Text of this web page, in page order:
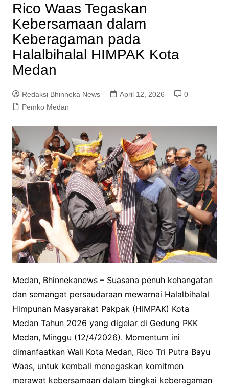
Rico Waas Tegaskan
Kebersamaan dalam
Keberagaman pada
Halalbihalal HIMPAK Kota
Medan
Redaksi Bhinneka News April 12, 2026
0
Pemko Medan
Medan, Bhinnekanews – Suasana penuh kehangatan
dan semangat persaudaraan mewarnai Halalbihalal
Himpunan Masyarakat Pakpak (HIMPAK) Kota
Medan Tahun 2026 yang digelar di Gedung PKK
Medan, Minggu (12/4/2026). Momentum ini
dimanfaatkan Wali Kota Medan, Rico Tri Putra Bayu
Waas, untuk kembali menegaskan komitmen
merawat kebersamaan dalam bingkai keberagaman